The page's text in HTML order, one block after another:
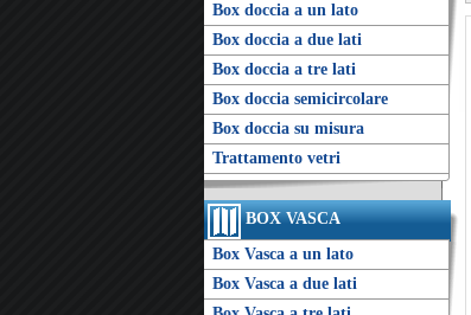
Box doccia a un lato
Box doccia a due lati
Box doccia a tre lati
Box doccia semicircolare
Box doccia su misura
Trattamento vetri
BOX VASCA
Box Vasca a un lato
Box Vasca a due lati